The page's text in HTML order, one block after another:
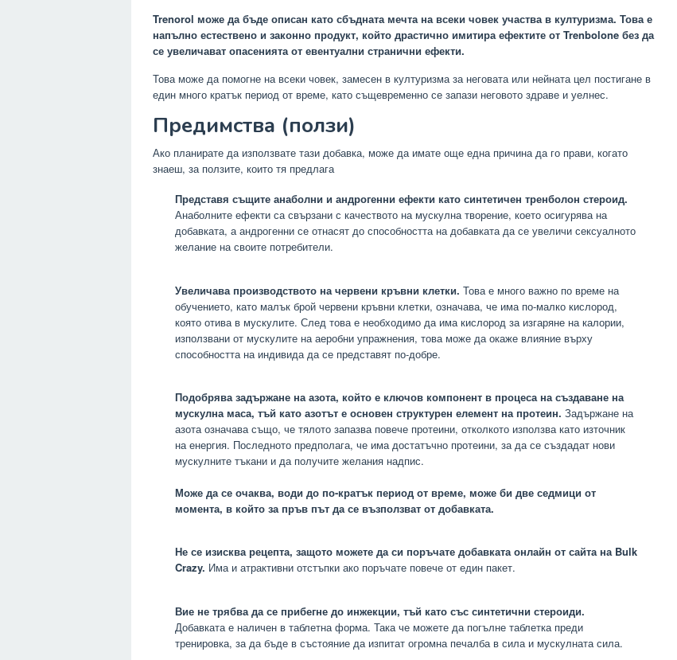
Trenorol може да бъде описан като сбъдната мечта на всеки човек участва в културизма. Това е
напълно естествено и законно продукт, който драстично имитира ефектите от Trenbolone без да
се увеличават опасенията от евентуални странични ефекти.
Това може да помогне на всеки човек, замесен в културизма за неговата или нейната цел постигане в
един много кратък период от време, като същевременно се запази неговото здраве и уелнес.
Предимства (ползи)
Ако планирате да използвате тази добавка, може да имате още една причина да го прави, когато
знаеш, за ползите, които тя предлага
Представя същите анаболни и андрогенни ефекти като синтетичен тренболон стероид.
Анаболните ефекти са свързани с качеството на мускулна творение, което осигурява на
добавката, а андрогенни се отнасят до способността на добавката да се увеличи сексуалното
желание на своите потребители.
Увеличава производството на червени кръвни клетки. Това е много важно по време на
обучението, като малък брой червени кръвни клетки, означава, че има по-малко кислород,
която отива в мускулите. След това е необходимо да има кислород за изгаряне на калории,
използвани от мускулите на аеробни упражнения, това може да окаже влияние върху
способността на индивида да се представят по-добре.
Подобрява задържане на азота, който е ключов компонент в процеса на създаване на
мускулна маса, тъй като азотът е основен структурен елемент на протеин. Задържане на
азота означава също, че тялото запазва повече протеини, отколкото използва като източник
на енергия. Последното предполага, че има достатъчно протеини, за да се създадат нови
мускулните тъкани и да получите желания надпис.
Може да се очаква, води до по-кратък период от време, може би две седмици от
момента, в който за пръв път да се възползват от добавката.
Не се изисква рецепта, защото можете да си поръчате добавката онлайн от сайта на Bulk
Crazy. Има и атрактивни отстъпки ако поръчате повече от един пакет.
Вие не трябва да се прибегне до инжекции, тъй като със синтетични стероиди.
Добавката е наличен в таблетна форма. Така че можете да погълне таблетка преди
тренировка, за да бъде в състояние да изпитат огромна печалба в сила и мускулната сила.